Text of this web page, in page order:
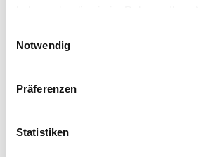
haben oder die sie im Rahmen Ihrer
Notwendig
Präferenzen
Statistiken